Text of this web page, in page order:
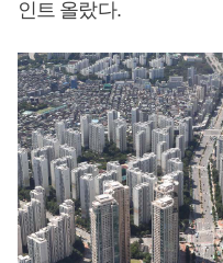
인트 올랐다.